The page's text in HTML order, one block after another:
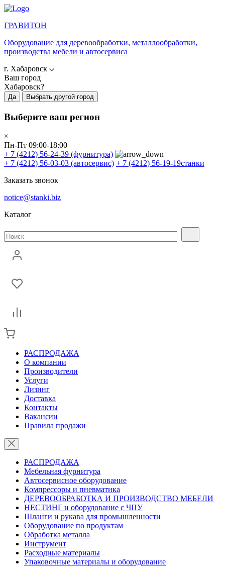
ГРАВИТОН
Оборудование для деревообработки, металлообработки,
производства мебели и автосервиса
г. Хабаровск
Ваш город
Хабаровск?
Да Выбрать другой город
Выберите ваш регион
×
Пн-Пт 09:00-18:00
+ 7 (4212) 56-24-39 (фурнитура)
+ 7 (4212) 56-03-03 (автосервис) + 7 (4212) 56-19-19станки
Заказать звонок
notice@stanki.biz
Каталог
РАСПРОДАЖА
О компании
Производители
Услуги
Лизинг
Доставка
Контакты
Вакансии
Правила продажи
РАСПРОДАЖА
Мебельная фурнитура
Автосервисное оборудование
Компрессоры и пневматика
ДЕРЕВООБРАБОТКА И ПРОИЗВОДСТВО МЕБЕЛИ
НЕСТИНГ и оборудование с ЧПУ
Шланги и рукава для промышленности
Оборудование по продуктам
Обработка металла
Инструмент
Расходные материалы
Упаковочные материалы и оборудование